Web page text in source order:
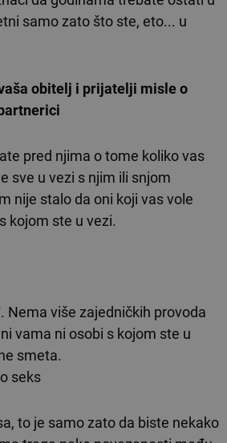
samo zato što ste, eto... u
obitelj i prijatelji misle o
pred njima o tome koliko vas
sve u vezi s njim ili snjom
nije stalo da oni koji vas vole
kojom ste u vezi.
Nema više zajedničkih provoda
vama ni osobi s kojom ste u
smeta.
seks
to je samo zato da biste nekako